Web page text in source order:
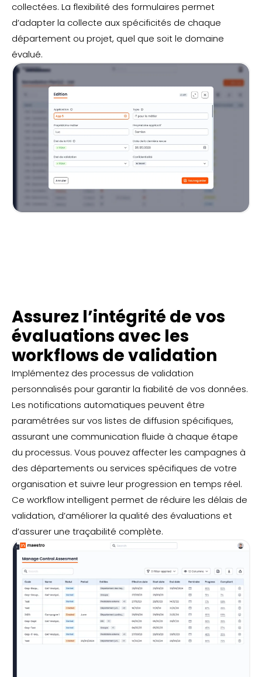
collectées. La flexibilité des formulaires permet
d’adapter la collecte aux spécificités de chaque
département ou projet, quel que soit le domaine
évalué.
Assurez l’intégrité de vos
évaluations avec les
workflows de validation
Implémentez des processus de validation
personnalisés pour garantir la fiabilité de vos données.
Les notifications automatiques peuvent être
paramétrées sur vos listes de diffusion spécifiques,
assurant une communication fluide à chaque étape
du processus. Vous pouvez affecter les campagnes à
des départements ou services spécifiques de votre
organisation et suivre leur progression en temps réel.
Ce workflow intelligent permet de réduire les délais de
validation, d’améliorer la qualité des évaluations et
d’assurer une traçabilité complète.